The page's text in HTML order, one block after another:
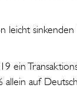
ein
auf